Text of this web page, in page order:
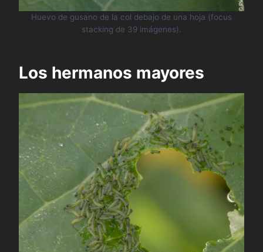
Huevo de gusano de la col debajo de una hoja (focus
stacking de 39 imágenes).
Los hermanos mayores